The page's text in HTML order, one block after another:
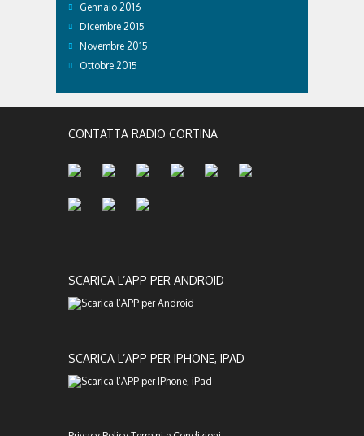
Gennaio 2016
Dicembre 2015
Novembre 2015
Ottobre 2015
CONTATTA RADIO CORTINA
SCARICA L’APP PER ANDROID
SCARICA L’APP PER IPHONE, IPAD